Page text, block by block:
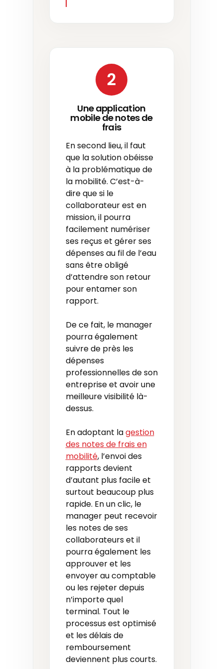
2
Une application
mobile de notes de
frais
En second lieu, il faut
que la solution obéisse
à la problématique de
la mobilité. C’est-à-
dire que si le
collaborateur est en
mission, il pourra
facilement numériser
ses reçus et gérer ses
dépenses au fil de l’eau
sans être obligé
d’attendre son retour
pour entamer son
rapport.
De ce fait, le manager
pourra également
suivre de près les
dépenses
professionnelles de son
entreprise et avoir une
meilleure visibilité là-
dessus.
En adoptant lagestion
des notes de frais en
mobilité, l’envoi des
rapports devient
d’autant plus facile et
surtout beaucoup plus
rapide. En un clic, le
manager peut recevoir
les notes de ses
collaborateurs et il
pourra également les
approuver et les
envoyer au comptable
ou les rejeter depuis
n’importe quel
terminal. Tout le
processus est optimisé
et les délais de
remboursement
deviennent plus courts.